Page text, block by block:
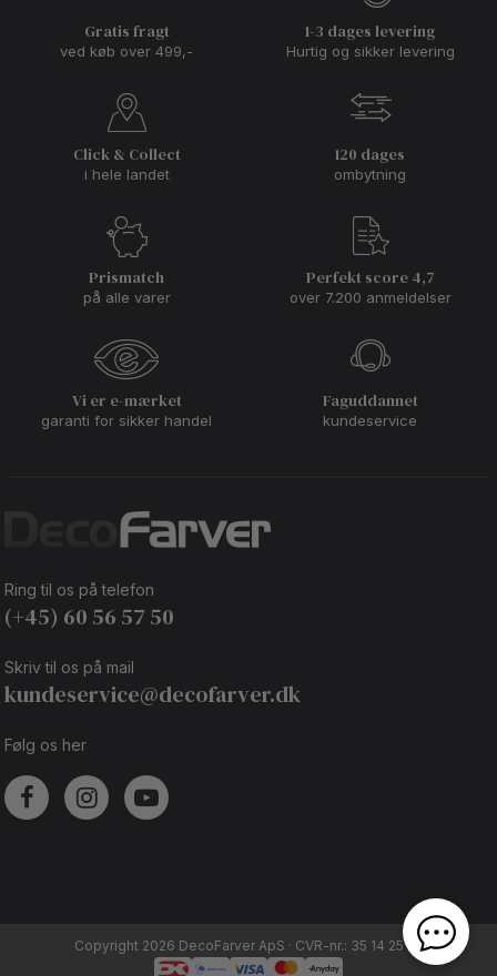
Gratis fragt
ved køb over 499,-
1-3 dages levering
Hurtig og sikker levering
Click & Collect
i hele landet
120 dages
ombytning
Prismatch
på alle varer
Perfekt score 4,7
over 7.200 anmeldelser
Vi er e-mærket
garanti for sikker handel
Faguddannet
kundeservice
Ring til os på telefon
(+45) 60 56 57 50
Skriv til os på mail
kundeservice@decofarver.dk
Følg os her
Copyright 2026 DecoFarver ApS · CVR-nr.: 35 14 25 92